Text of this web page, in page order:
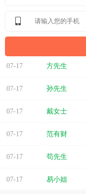
07-17 方先生
07-17 孙先生
07-17 戴女士
07-17 范有财
07-17 苟先生
07-17 易小姐